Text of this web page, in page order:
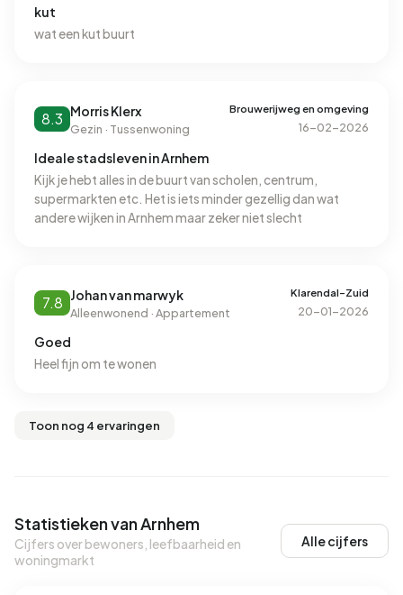
kut
wat een kut buurt
8.3 Morris Klerx
Gezin · Tussenwoning
Brouwerijweg en omgeving
16-02-2026
Ideale stadsleven in Arnhem
Kijk je hebt alles in de buurt van scholen, centrum,
supermarkten etc. Het is iets minder gezellig dan wat
andere wijken in Arnhem maar zeker niet slecht
7.8 Johan van marwyk
Alleenwonend · Appartement
Klarendal-Zuid
20-01-2026
Goed
Heel fijn om te wonen
Toon nog 4 ervaringen
Statistieken van Arnhem
Cijfers over bewoners, leefbaarheid en
woningmarkt
Alle cijfers